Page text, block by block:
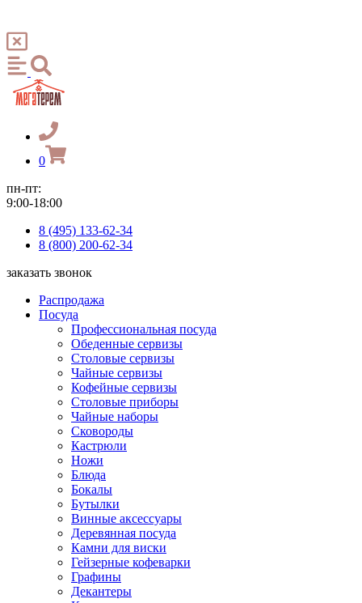
0
пн-пт:
9:00-18:00
8 (495) 133-62-34
8 (800) 200-62-34
заказать звонок
Распродажа
Посуда
Профессиональная посуда
Обеденные сервизы
Столовые сервизы
Чайные сервизы
Кофейные сервизы
Столовые приборы
Чайные наборы
Сковороды
Кастрюли
Ножи
Блюда
Бокалы
Бутылки
Винные аксессуары
Деревянная посуда
Камни для виски
Гейзерные кофеварки
Графины
Декантеры